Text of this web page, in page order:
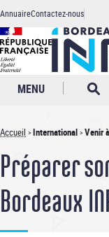
Aller
au
contenu
principal
Header
AnnuaireContactez-nous
MENU
Fil
d'Ariane
Accueil International Venir
Préparer
Bordeaux
Panneau de gestion des